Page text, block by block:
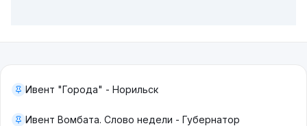
Ивент "Города" - Норильск
Ивент Вомбата. Слово недели - Губернатор